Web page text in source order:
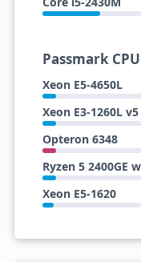
Passmark
Xeon E5-4650L
Xeon E3-1260L v5
Opteron 6348
Xeon E5-1620